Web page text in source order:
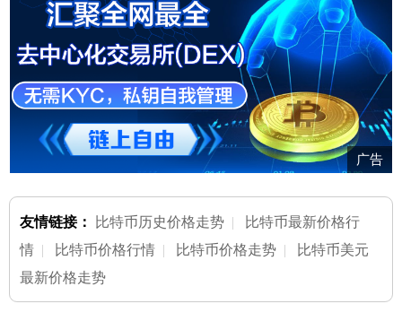
广告
友情链接： 比特币历史价格走势 | 比特币最新价格行
情 | 比特币价格行情 | 比特币价格走势 | 比特币美元
最新价格走势